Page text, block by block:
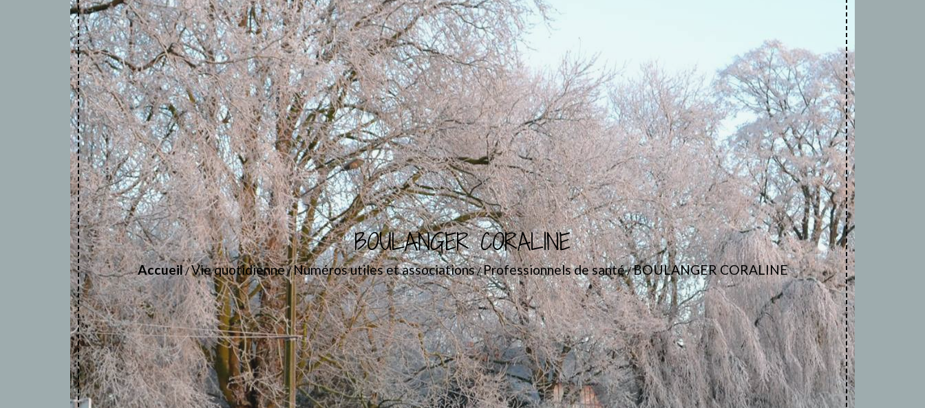
BOULANGER CORALINE
Accueil/Vie quotidienne/Numéros utiles et associations/Professionnels de santé/BOULANGER CORALINE